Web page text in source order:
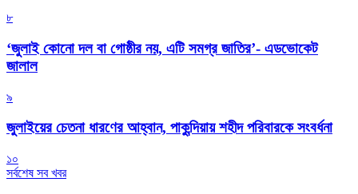
৮
‘জুলাই কোনো দল বা গোষ্ঠীর নয়, এটি সমগ্র জাতির’- এডভোকেট
জালাল
৯
জুলাইয়ের চেতনা ধারণের আহ্বান, পাকুন্দিয়ায় শহীদ পরিবারকে সংবর্ধনা
১০
সর্বশেষ সব খবর